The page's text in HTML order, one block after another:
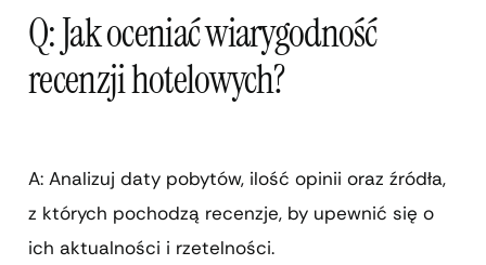
Q: Jak oceniać wiarygodność
recenzji hotelowych?
A: Analizuj daty pobytów, ilość opinii oraz źródła,
z których pochodzą recenzje, by upewnić się o
ich aktualności i rzetelności.